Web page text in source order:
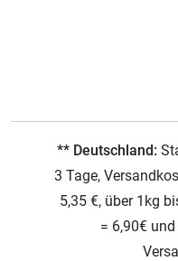
** Deutschland:
3 Tage,
5,35 €, über 1kg
= 6,90€